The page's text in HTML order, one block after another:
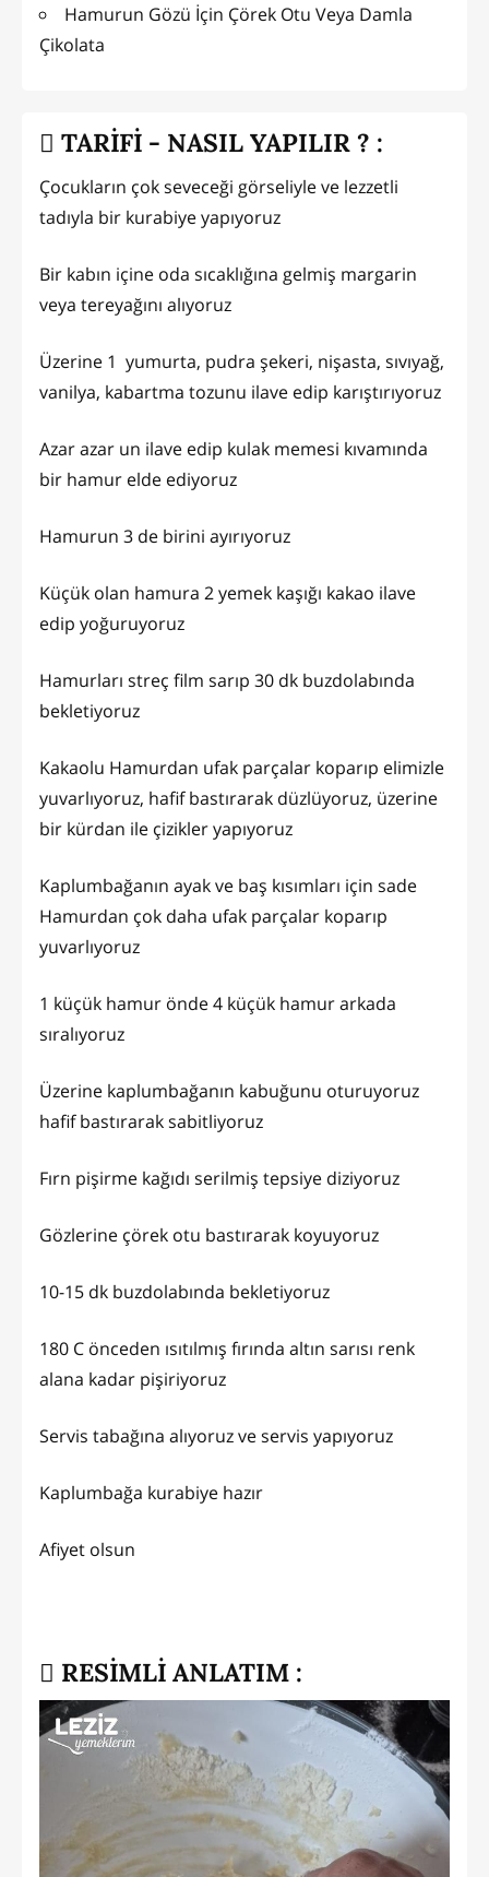
Hamurun Gözü İçin Çörek Otu Veya Damla
Çikolata
TARİFİ - NASIL YAPILIR ? :
Çocukların çok seveceği görseliyle ve lezzetli
tadıyla bir kurabiye yapıyoruz
Bir kabın içine oda sıcaklığına gelmiş margarin
veya tereyağını alıyoruz
Üzerine 1 yumurta, pudra şekeri, nişasta, sıvıyağ,
vanilya, kabartma tozunu ilave edip karıştırıyoruz
Azar azar un ilave edip kulak memesi kıvamında
bir hamur elde ediyoruz
Hamurun 3 de birini ayırıyoruz
Küçük olan hamura 2 yemek kaşığı kakao ilave
edip yoğuruyoruz
Hamurları streç film sarıp 30 dk buzdolabında
bekletiyoruz
Kakaolu Hamurdan ufak parçalar koparıp elimizle
yuvarlıyoruz, hafif bastırarak düzlüyoruz, üzerine
bir kürdan ile çizikler yapıyoruz
Kaplumbağanın ayak ve baş kısımları için sade
Hamurdan çok daha ufak parçalar koparıp
yuvarlıyoruz
1 küçük hamur önde 4 küçük hamur arkada
sıralıyoruz
Üzerine kaplumbağanın kabuğunu oturuyoruz
hafif bastırarak sabitliyoruz
Fırn pişirme kağıdı serilmiş tepsiye diziyoruz
Gözlerine çörek otu bastırarak koyuyoruz
10-15 dk buzdolabında bekletiyoruz
180 C önceden ısıtılmış fırında altın sarısı renk
alana kadar pişiriyoruz
Servis tabağına alıyoruz ve servis yapıyoruz
Kaplumbağa kurabiye hazır
Afiyet olsun
RESİMLİ ANLATIM :